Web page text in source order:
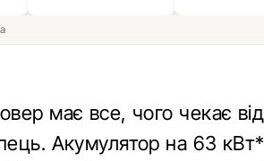
має все, чого чекає від
Акумулятор на 63